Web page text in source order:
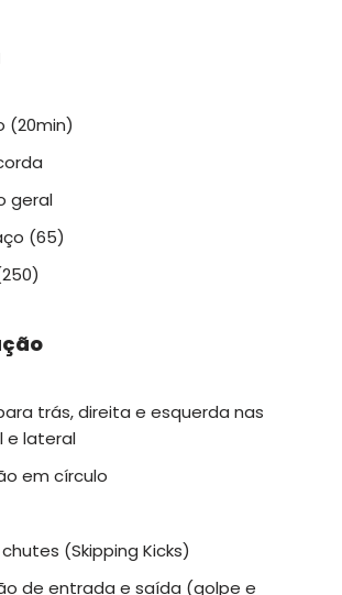
(20min)
geral
(65)
trás, direita e esquerda nas
e lateral
em círculo
(Skipping Kicks)
de entrada e saída (golpe e